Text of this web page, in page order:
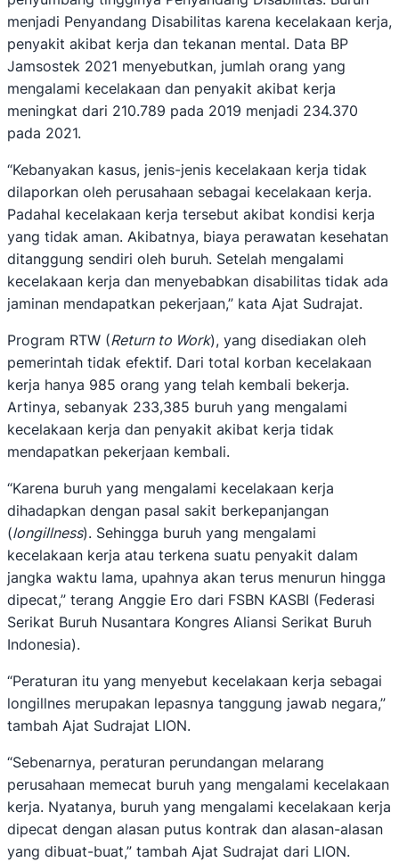
menjadi Penyandang Disabilitas karena kecelakaan kerja,
penyakit akibat kerja dan tekanan mental. Data BP
Jamsostek 2021 menyebutkan, jumlah orang yang
mengalami kecelakaan dan penyakit akibat kerja
meningkat dari 210.789 pada 2019 menjadi 234.370
pada 2021.
“Kebanyakan kasus, jenis-jenis kecelakaan kerja tidak
dilaporkan oleh perusahaan sebagai kecelakaan kerja.
Padahal kecelakaan kerja tersebut akibat kondisi kerja
yang tidak aman. Akibatnya, biaya perawatan kesehatan
ditanggung sendiri oleh buruh. Setelah mengalami
kecelakaan kerja dan menyebabkan disabilitas tidak ada
jaminan mendapatkan pekerjaan,” kata Ajat Sudrajat.
Program RTW (Return to Work), yang disediakan oleh
pemerintah tidak efektif. Dari total korban kecelakaan
kerja hanya 985 orang yang telah kembali bekerja.
Artinya, sebanyak 233,385 buruh yang mengalami
kecelakaan kerja dan penyakit akibat kerja tidak
mendapatkan pekerjaan kembali.
“Karena buruh yang mengalami kecelakaan kerja
dihadapkan dengan pasal sakit berkepanjangan
(longillness). Sehingga buruh yang mengalami
kecelakaan kerja atau terkena suatu penyakit dalam
jangka waktu lama, upahnya akan terus menurun hingga
dipecat,” terang Anggie Ero dari FSBN KASBI (Federasi
Serikat Buruh Nusantara Kongres Aliansi Serikat Buruh
Indonesia).
“Peraturan itu yang menyebut kecelakaan kerja sebagai
longillnes merupakan lepasnya tanggung jawab negara,”
tambah Ajat Sudrajat LION.
“Sebenarnya, peraturan perundangan melarang
perusahaan memecat buruh yang mengalami kecelakaan
kerja. Nyatanya, buruh yang mengalami kecelakaan kerja
dipecat dengan alasan putus kontrak dan alasan-alasan
yang dibuat-buat,” tambah Ajat Sudrajat dari LION.